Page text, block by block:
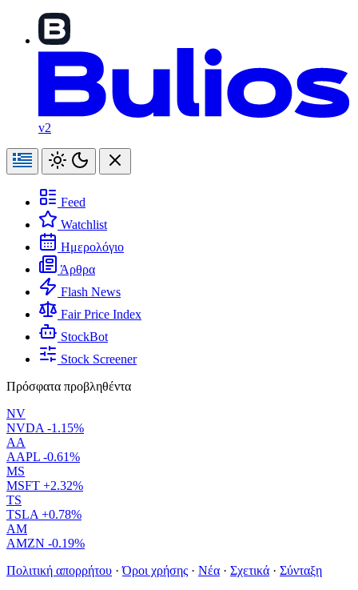
v2
Feed
Watchlist
Ημερολόγιο
Άρθρα
Flash News
Fair Price Index
StockBot
Stock Screener
Πρόσφατα προβληθέντα
NV
NVDA -1.15%
AA
AAPL -0.61%
MS
MSFT +2.32%
TS
TSLA +0.78%
AM
AMZN -0.19%
Πολιτική απορρήτου · Όροι χρήσης · Νέα · Σχετικά · Σύνταξη